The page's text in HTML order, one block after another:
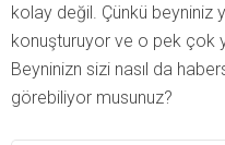
kolay değil. Çünkü beyniniz
konuşturuyor ve o pek çok
Beyninizn sizi nasıl da
görebiliyor musunuz?